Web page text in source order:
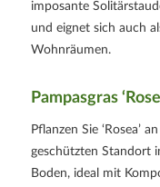
imposante
und eignet sich auch
Wohnräumen.
Pampasgras
Pflanzen Sie ‘Rosea’
geschützten Standort
Boden, ideal mit